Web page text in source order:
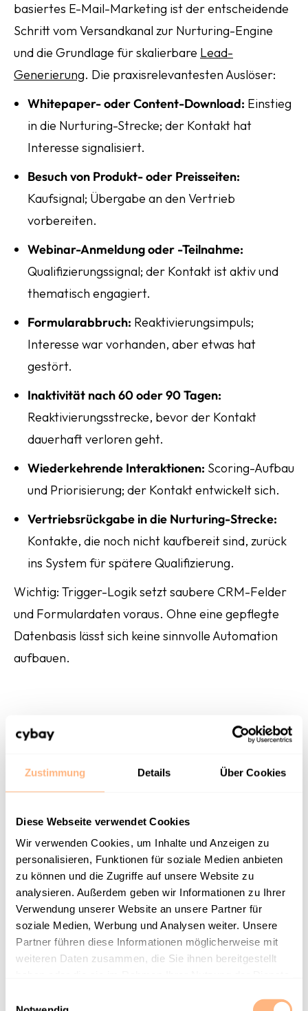
Zustimmung Details Über Cookies
Diese Webseite verwendet Cookies
Wir verwenden Cookies, um Inhalte und Anzeigen zu
personalisieren, Funktionen für soziale Medien anbieten
zu können und die Zugriffe auf unsere Website zu
analysieren. Außerdem geben wir Informationen zu Ihrer
Verwendung unserer Website an unsere Partner für
soziale Medien, Werbung und Analysen weiter. Unsere
Partner führen diese Informationen möglicherweise mit
weiteren Daten zusammen, die Sie ihnen bereitgestellt
basiertes E-Mail-Marketing ist der entscheidende
Schritt vom Versandkanal zur Nurturing-Engine
und die Grundlage für skalierbare Lead-
Generierung. Die praxisrelevantesten Auslöser:
Whitepaper- oder Content-Download: Einstieg
in die Nurturing-Strecke; der Kontakt hat
Interesse signalisiert.
Besuch von Produkt- oder Preisseiten:
Kaufsignal; Übergabe an den Vertrieb
vorbereiten.
Webinar-Anmeldung oder -Teilnahme:
Qualifizierungssignal; der Kontakt ist aktiv und
thematisch engagiert.
Formularabbruch: Reaktivierungsimpuls;
Interesse war vorhanden, aber etwas hat
gestört.
Inaktivität nach 60 oder 90 Tagen:
Reaktivierungsstrecke, bevor der Kontakt
dauerhaft verloren geht.
Wiederkehrende Interaktionen: Scoring-Aufbau
und Priorisierung; der Kontakt entwickelt sich.
Vertriebsrückgabe in die Nurturing-Strecke:
Kontakte, die noch nicht kaufbereit sind, zurück
ins System für spätere Qualifizierung.
Wichtig: Trigger-Logik setzt saubere CRM-Felder
und Formulardaten voraus. Ohne eine gepflegte
Datenbasis lässt sich keine sinnvolle Automation
aufbauen.
Wo steht euer